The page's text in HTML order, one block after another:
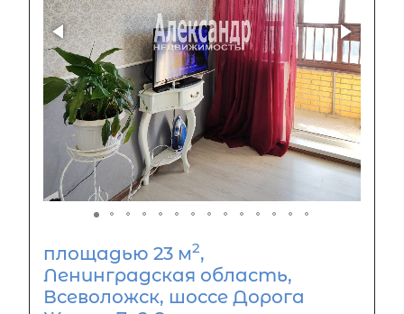
площадью 23 м2,
Ленинградская область,
Всеволожск, шоссе Дорога